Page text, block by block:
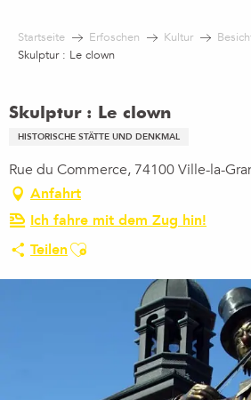
contenu
Startseite Erfoschen Kultur
Skulptur : Le clown
Skulptur : Le clown
HISTORISCHE STÄTTE UND DENKMAL
Rue du Commerce, 74100 Ville-la-
Anfahrt
Ich fahre mit dem Zug hin!
TeilenAjouter aux favoris